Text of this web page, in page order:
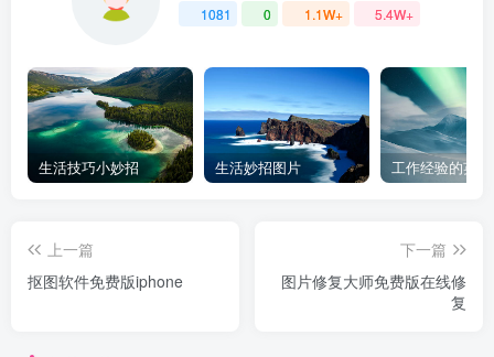
1081 0 1.1W+ 5.4W+
生活技巧小妙招 生活妙招图片 工作经验的英
上一篇
抠图软件免费版iphone
下一篇
图片修复大师免费版在线修
复